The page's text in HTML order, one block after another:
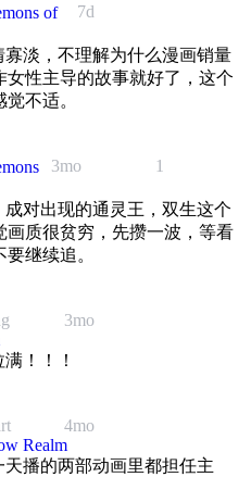
7d
of
淡，不理解为什么漫画销量
性主导的故事就好了，这个
不适。
3mo 1
对出现的通灵王，双生这个
质很贫穷，先攒一波，等看
继续追。
3mo
！！！
4mo
Realm
播的两部动画里都担任主